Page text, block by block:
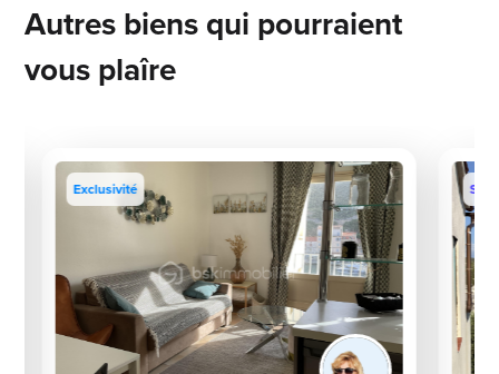
Autres biens qui pourraient
vous plaîre
Exclusivité